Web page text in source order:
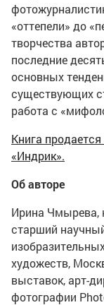
«оттепели» до
творчества
последние
основных
существующих
работа с
Книга
«Индрик».
Об авторе
Ирина Чмырева,
старший
художеств,
выставок, арт-
фотографии